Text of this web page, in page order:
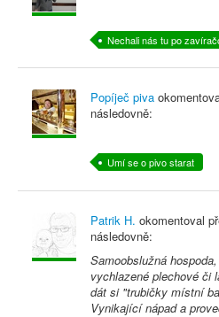
Nechali nás tu po
Popíječ piva
následovně:
Umí se o pivo starat
Patrik H. okomentoval
následovně:
Samoobslužná
vychlazené plechové či
dát si "trubičky místní
Vynikající nápad a